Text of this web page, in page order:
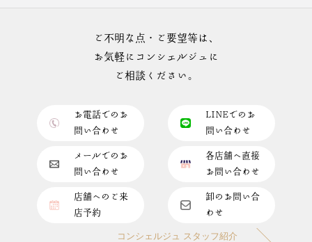
ご不明な点・ご要望等は、
お気軽にコンシェルジュに
ご相談ください。
お電話でのお
問い合わせ
LINEでのお
問い合わせ
メールでのお
問い合わせ
各店舗へ直接
お問い合わせ
店舗へのご来
店予約
卸のお問い合
わせ
コンシェルジュ スタッフ紹介